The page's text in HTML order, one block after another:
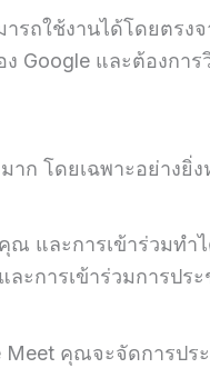
ถใช้งานได้โดยตรงจ
Google และต้องกา
าก โดยเฉพาะอย่างยิ่
และการเข้าร่วมทำไ
ละการเข้าร่วมการปร
Meet คุณจะจัดการปร